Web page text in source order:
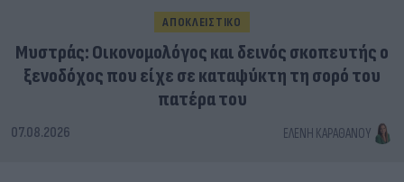
ΑΠΟΚΛΕΙΣΤΙΚΟ
Μυστράς: Οικονομολόγος και δεινός σκοπευτής ο
ξενοδόχος που είχε σε καταψύκτη τη σορό του
πατέρα του
07.08.2026 ΕΛΈΝΗ ΚΑΡΑΘΆΝΟΥ